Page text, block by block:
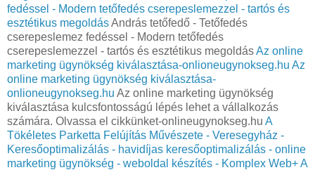
fedéssel - Modern tetőfedés cserepeslemezzel - tartós és
esztétikus megoldásAndrás tetőfedő - Tetőfedés
cserepeslemez fedéssel - Modern tetőfedés
cserepeslemezzel - tartós és esztétikus megoldásAz online
marketing ügynökség kiválasztása-onlioneugynokseg.hu Az
online marketing ügynökség kiválasztása-
onlioneugynokseg.hu Az online marketing ügynökség
kiválasztása kulcsfontosságú lépés lehet a vállalkozás
számára. Olvassa el cikkünket-onlineugynokseg.hu A
Tökéletes Parketta Felújítás Művészete - Veresegyház -
Keresőoptimalizálás - havidíjas keresőoptimalizálás - online
marketing ügynökség - weboldal készítés - Komplex Web+A